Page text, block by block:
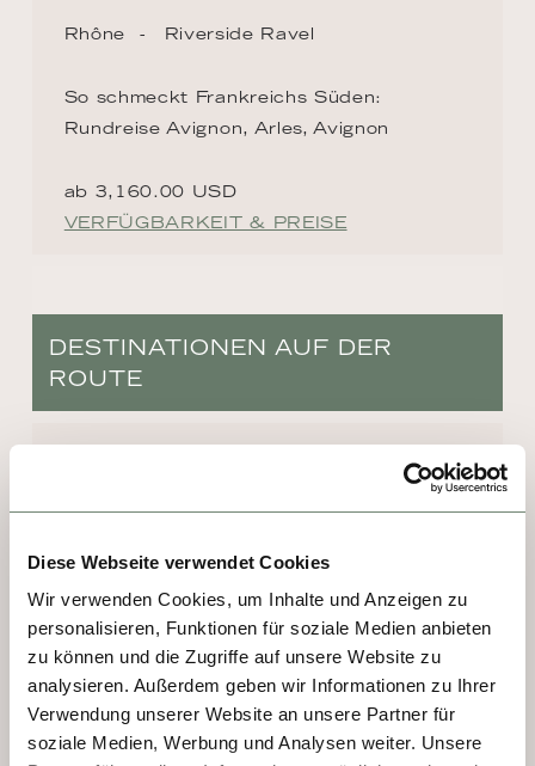
Diese Webseite verwendet Cookies
Wir verwenden Cookies, um Inhalte und Anzeigen zu
personalisieren, Funktionen für soziale Medien anbieten
zu können und die Zugriffe auf unsere Website zu
analysieren. Außerdem geben wir Informationen zu Ihrer
Verwendung unserer Website an unsere Partner für
soziale Medien, Werbung und Analysen weiter. Unsere
Rhône Riverside Ravel
So schmeckt Frankreichs Süden:
Rundreise Avignon, Arles, Avignon
ab 3,160.00 USD
VERFÜGBARKEIT & PREISE
DESTINATIONEN AUF DER
ROUTE
Sie ist Wahrzeichen der Stadt und das
Lied Sur le pont d’Avignon. Wer sie
überquert, steht gleich vor dem Papstpalast,
einem der größten und wichtigsten
mittelalterlichen Gebäude Europas. Er
entstand, man muss es sagen, aus purer